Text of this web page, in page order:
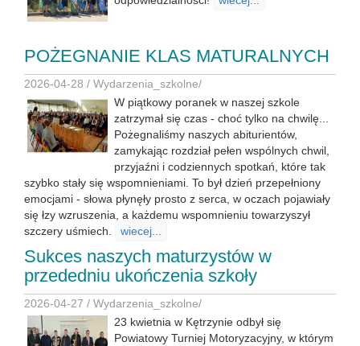
POŻEGNANIE KLAS MATURALNYCH
2026-04-28 / Wydarzenia_szkolne/
W piątkowy poranek w naszej szkole
zatrzymał się czas - choć tylko na chwilę...
Pożegnaliśmy naszych abiturientów,
zamykając rozdział pełen wspólnych chwil,
przyjaźni i codziennych spotkań, które tak
szybko stały się wspomnieniami. To był dzień przepełniony
emocjami - słowa płynęły prosto z serca, w oczach pojawiały
się łzy wzruszenia, a każdemu wspomnieniu towarzyszył
szczery uśmiech.
wiecej...
Sukces naszych maturzystów w
przededniu ukończenia szkoły
2026-04-27 / Wydarzenia_szkolne/
23 kwietnia w Kętrzynie odbył się
Powiatowy Turniej Motoryzacyjny, w którym